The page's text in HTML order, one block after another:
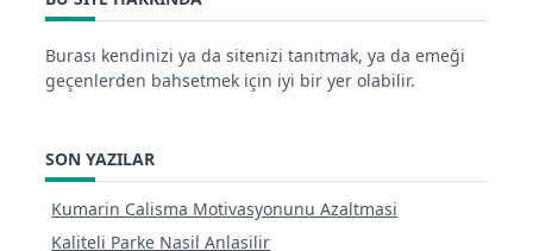
Burası kendinizi ya da sitenizi tanıtmak, ya da emeği
geçenlerden bahsetmek için iyi bir yer olabilir.
SON YAZILAR
Kumarin Calisma Motivasyonunu Azaltmasi
Kaliteli Parke Nasil Anlasilir